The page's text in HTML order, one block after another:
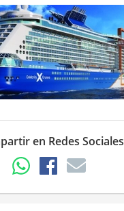
en Redes Sociales